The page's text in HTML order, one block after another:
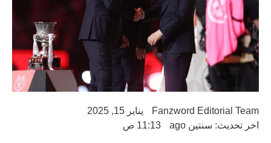
Fanzword Editorial Team
يناير 15, 2025
اخر تحديث: سنتين ago
11:13 ص